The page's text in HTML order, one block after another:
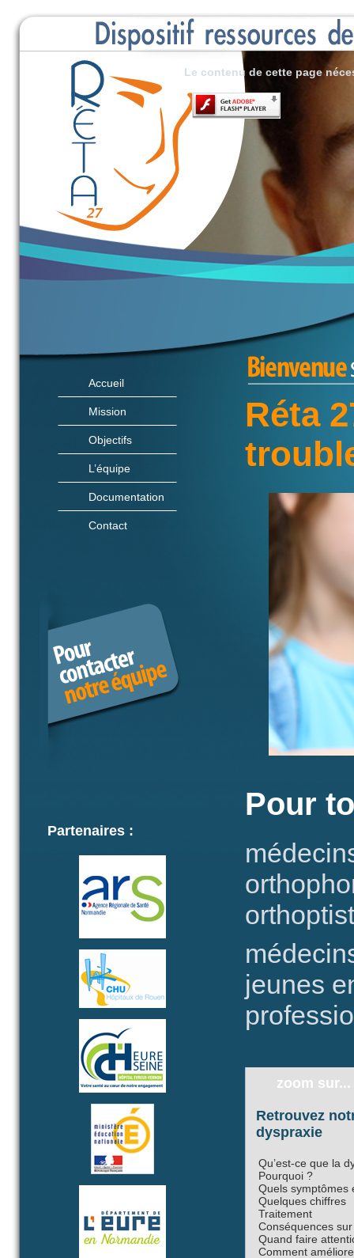
Le contenu de cette page
Accueil
Mission
Objectifs
L’équipe
Documentation
Contact
Partenaires :
Réta
Pour
jeunes
zoom
Retrouvez
dyspraxie
Qu’est-ce que la
Pourquoi ?
Quels symptômes
Quelques chiffres
Traitement
Conséquences
Quand faire
Comment